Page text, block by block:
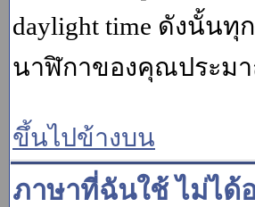
daylight time ดังนั้น
นาฬิกาของคุณประม
ขึ้นไปข้างบน
ภาษาที่ฉันใช้ ไม่ได้